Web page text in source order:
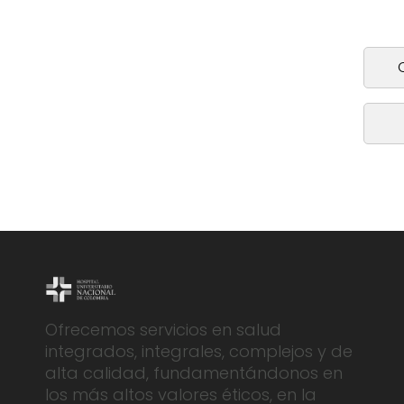
Ofrecemos servicios en salud
integrados, integrales, complejos y de
alta calidad, fundamentándonos en
los más altos valores éticos, en la